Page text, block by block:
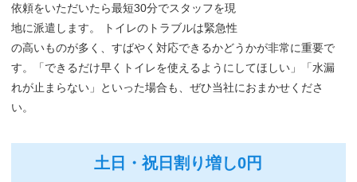
依頼をいただいたら最短30分でスタッフを現
地に派遣します。 トイレのトラブルは緊急性
の高いものが多く、すばやく対応できるかどうかが非常に重要で
す。「できるだけ早くトイレを使えるようにしてほしい」「水漏
れが止まらない」といった場合も、ぜひ当社におまかせくださ
い。
土日・祝日割り増し0円